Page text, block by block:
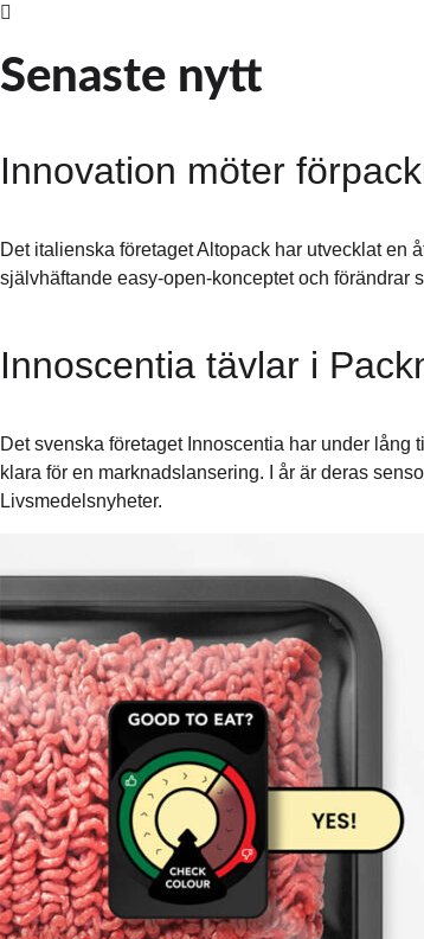
Senaste nytt
Innovation möter
Det italienska företaget Altopack har utvecklat en
självhäftande easy-open-konceptet och förändrar
Innoscentia tävlar i
Det svenska företaget Innoscentia har under
klara för en marknadslansering. I år är deras
Livsmedelsnyheter.